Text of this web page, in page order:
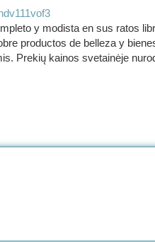
y modista en sus ratos
productos de belleza y
Prekių kainos svetainėje